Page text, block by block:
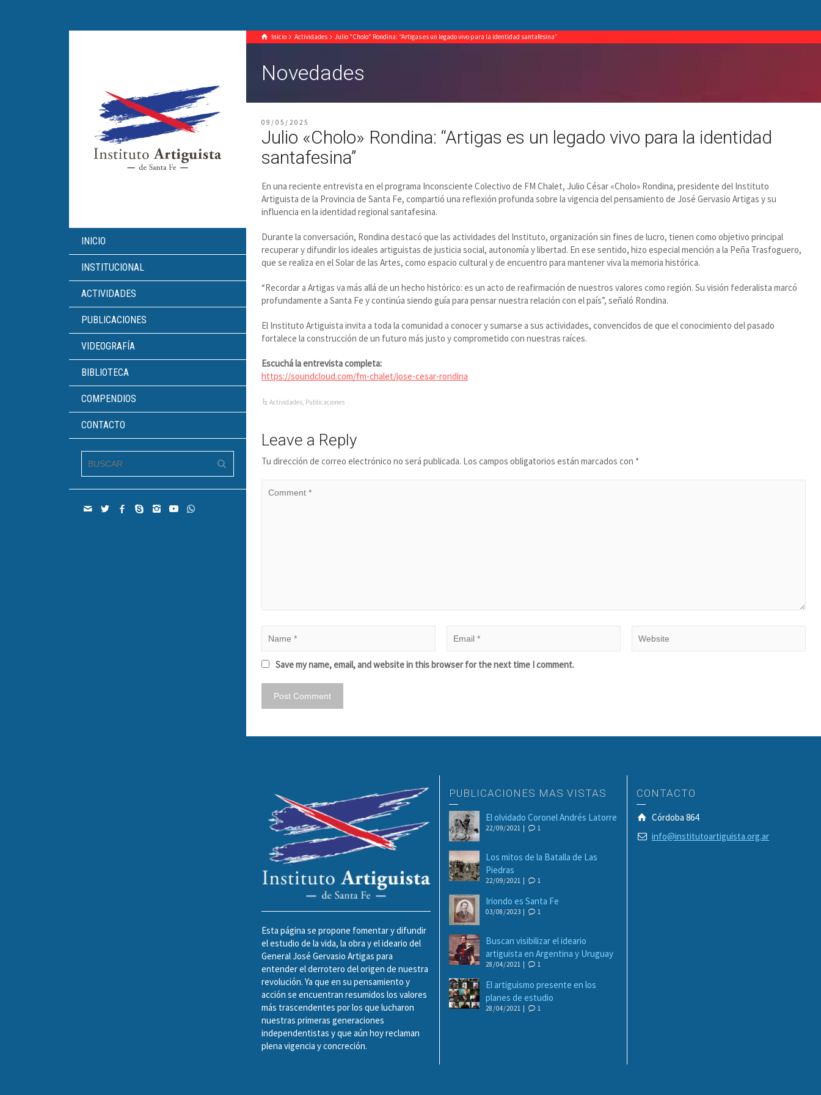
INICIO
INSTITUCIONAL
ACTIVIDADES
PUBLICACIONES
VIDEOGRAFÍA
BIBLIOTECA
COMPENDIOS
CONTACTO
Inicio Actividades Julio "Cholo" Rondina: “Artigas es un legado vivo para la identidad santafesina”
Novedades
09/05/2025
Julio «Cholo» Rondina: “Artigas es un legado vivo para la identidad
santafesina”
En una reciente entrevista en el programa Inconsciente Colectivo de FM Chalet, Julio César «Cholo» Rondina, presidente del Instituto
Artiguista de la Provincia de Santa Fe, compartió una reflexión profunda sobre la vigencia del pensamiento de José Gervasio Artigas y su
influencia en la identidad regional santafesina.
Durante la conversación, Rondina destacó que las actividades del Instituto, organización sin fines de lucro, tienen como objetivo principal
recuperar y difundir los ideales artiguistas de justicia social, autonomía y libertad. En ese sentido, hizo especial mención a la Peña Trasfoguero,
que se realiza en el Solar de las Artes, como espacio cultural y de encuentro para mantener viva la memoria histórica.
“Recordar a Artigas va más allá de un hecho histórico: es un acto de reafirmación de nuestros valores como región. Su visión federalista marcó
profundamente a Santa Fe y continúa siendo guía para pensar nuestra relación con el país”, señaló Rondina.
El Instituto Artiguista invita a toda la comunidad a conocer y sumarse a sus actividades, convencidos de que el conocimiento del pasado
fortalece la construcción de un futuro más justo y comprometido con nuestras raíces.
Escuchá la entrevista completa:
https://soundcloud.com/fm-chalet/jose-cesar-rondina
Actividades, Publicaciones
Leave a Reply
Tu dirección de correo electrónico no será publicada. Los campos obligatorios están marcados con *
Save my name, email, and website in this browser for the next time I comment.
Esta página se propone fomentar y difundir
el estudio de la vida, la obra y el ideario del
General José Gervasio Artigas para
entender el derrotero del origen de nuestra
revolución. Ya que en su pensamiento y
acción se encuentran resumidos los valores
más trascendentes por los que lucharon
nuestras primeras generaciones
independentistas y que aún hoy reclaman
plena vigencia y concreción.
PUBLICACIONES MAS VISTAS
El olvidado Coronel Andrés Latorre
22/09/2021 | 1
Los mitos de la Batalla de Las
Piedras
22/09/2021 | 1
Iriondo es Santa Fe
03/08/2023 | 1
Buscan visibilizar el ideario
artiguista en Argentina y Uruguay
28/04/2021 | 1
El artiguismo presente en los
planes de estudio
28/04/2021 | 1
CONTACTO
Córdoba 864
info@institutoartiguista.org.ar